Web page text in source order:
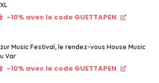
-10% avec le code GUETTAPEN
Music Festival, le rendez-vous House Music
Var
-10% avec le code GUETTAPEN